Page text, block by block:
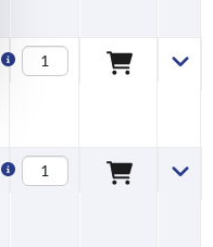
M6
M6